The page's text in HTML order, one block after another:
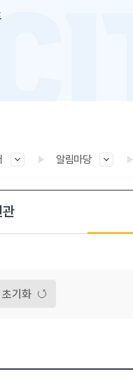
알림마당
초기화